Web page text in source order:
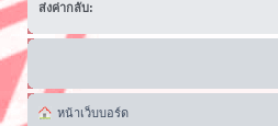
ส่งค่ากลับ:
หน้าเว็บบอร์ด